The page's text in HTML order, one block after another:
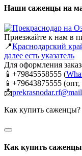
Наши саженцы на
Приезжайте к нам в
📍Краснодарский
далее есть указатель
Для оформления
📱+79845558555 (
📱+79643875555
📩
Как купить саженцы?
Как купить